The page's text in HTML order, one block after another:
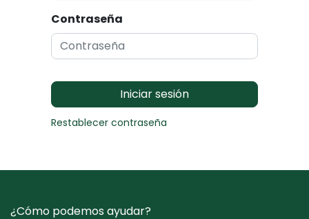
Contraseña
Iniciar sesión
Restablecer contraseña
¿Cómo podemos ayudar?